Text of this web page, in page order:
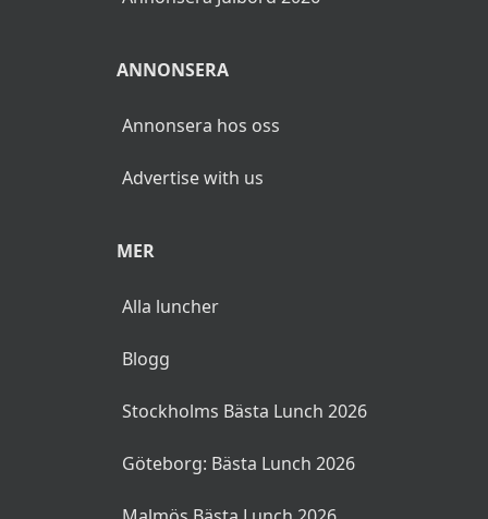
ANNONSERA
Annonsera hos oss
Advertise with us
MER
Alla luncher
Blogg
Stockholms Bästa Lunch 2026
Göteborg: Bästa Lunch 2026